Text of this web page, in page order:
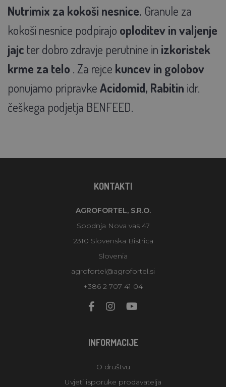
Nutrimix za kokoši nesnice. Granule za
kokoši nesnice podpirajo oploditev in valjenje
jajc ter dobro zdravje perutnine in izkoristek
krme za telo . Za rejce kuncev in golobov
ponujamo pripravkeAcidomid, Rabitin idr.
češkega podjetja BENFEED.
KONTAKTI
AGROFORTEL, S.R.O.
Spodnja Nova vas 47
2310 Slovenska Bistrica
Slovenia
agrofortel@agrofortel.si
+386 2 707 41 04
INFORMACIJE
O društvu
Uvjeti isporuke prodavatelja